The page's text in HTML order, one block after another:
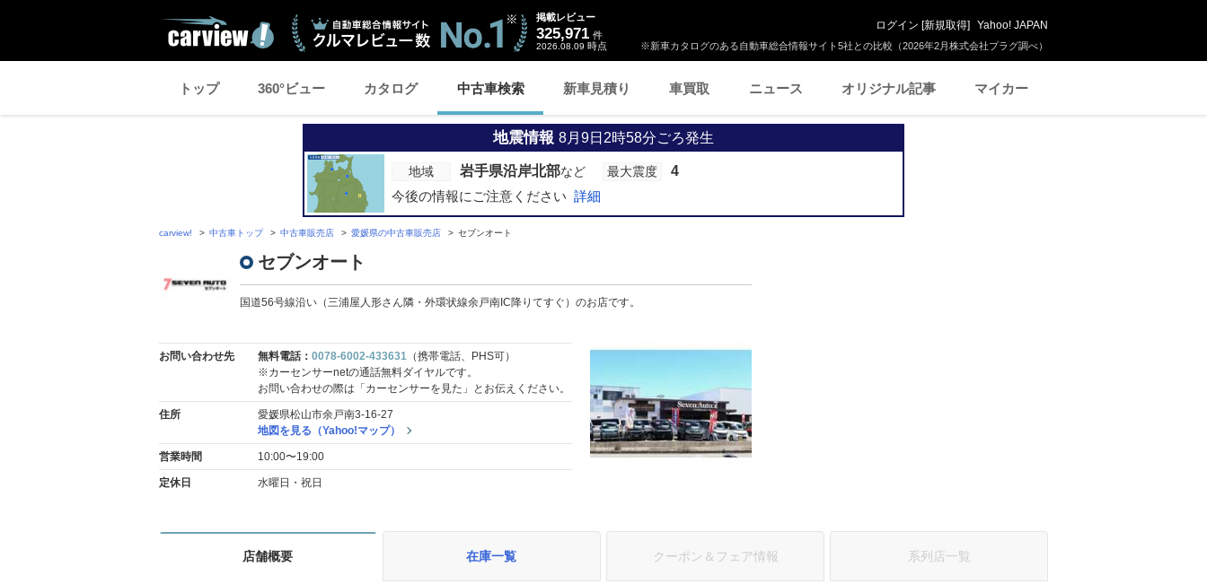
※新車カタログのある自動車総合情報サイト5社との比較（2026年2月株式会社プラグ調べ）
掲載レビュー
325,971 件
2026.08.09 時点
ログイン [新規取得] Yahoo! JAPAN
トップ 360°ビュー カタログ 中古車検索 新車見積り 車買取 ニュース オリジナル記事 マイカー
地震情報 8月9日2時58分ごろ発生
地域 岩手県沿岸北部など 最大震度
4
今後の情報にご注意ください 詳細
carview! 中古車トップ 中古車販売店 愛媛県の中古車販売店 セブンオート
セブンオート
国道56号線沿い（三浦屋人形さん隣・外環状線余戸南IC降りてすぐ）のお店です。
お問い合わせ先 無料電話： 0078-6002-433631 （携帯電話、PHS可）
※カーセンサーnetの通話無料ダイヤルです。
お問い合わせの際は「カーセンサーを見た」とお伝えください。
住所
愛媛県松山市余戸南3-16-27
地図を見る（Yahoo!マップ）
営業時間 10:00〜19:00
定休日 水曜日・祝日
店舗概要 在庫一覧 クーポン＆フェア情報 系列店一覧